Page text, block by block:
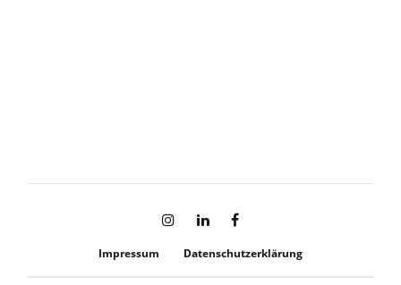
Impressum Datenschutzerklärung